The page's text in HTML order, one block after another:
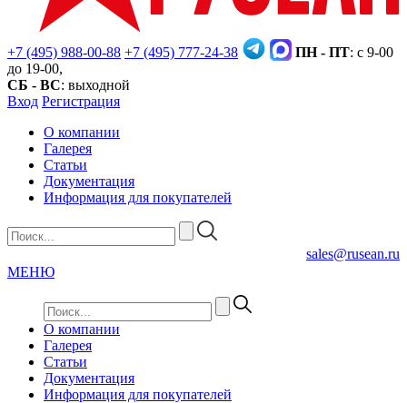
+7 (495) 988-00-88 +7 (495) 777-24-38 ПН - ПТ: с 9-00
до 19-00,
СБ - ВС: выходной
Вход Регистрация
О компании
Галерея
Статьи
Документация
Информация для покупателей
sales@rusean.ru
МЕНЮ
О компании
Галерея
Статьи
Документация
Информация для покупателей